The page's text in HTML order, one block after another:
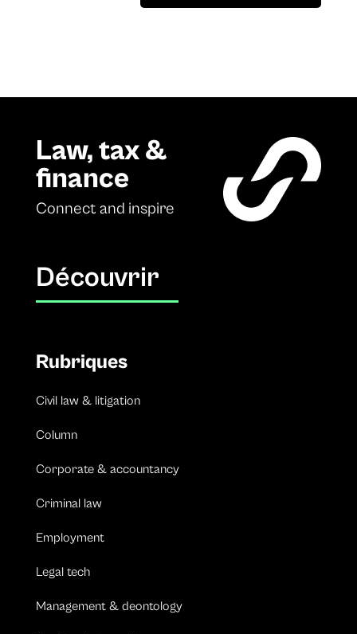
Law, tax &
finance
Connect and inspire
Découvrir
Rubriques
Civil law & litigation
Column
Corporate & accountancy
Criminal law
Employment
Legal tech
Management & deontology